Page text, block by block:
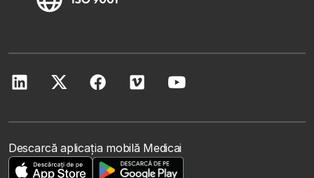
Descarcă aplicația mobilă Medicai